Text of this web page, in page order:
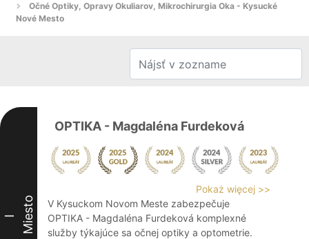
Očné Optiky, Opravy Okuliarov, Mikrochirurgia Oka - Kysucké
Nové Mesto
I Miesto
OPTIKA - Magdaléna Furdeková
Pokaż więcej >>
V Kysuckom Novom Meste zabezpečuje
OPTIKA - Magdaléna Furdeková komplexné
služby týkajúce sa očnej optiky a optometrie.